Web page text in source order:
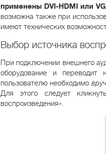
применены DVI-HDMI или
возможна также при
имеют технических
Выбор источника
При подключении внешнего
оборудование и
пользователю необходимо
Для этого следует
воспроизведения».